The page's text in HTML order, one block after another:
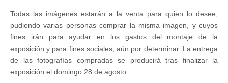
Todas las imágenes estarán a la venta para quien lo desee,
pudiendo varias personas comprar la misma imagen, y cuyos
fines irán para ayudar en los gastos del montaje de la
exposición y para fines sociales, aún por determinar. La entrega
de las fotografías compradas se producirá tras finalizar la
exposición el domingo 28 de agosto.